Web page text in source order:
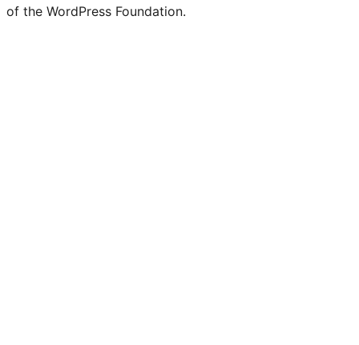
of the WordPress Foundation.